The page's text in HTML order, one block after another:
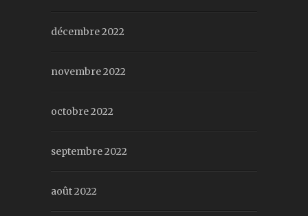
décembre 2022
novembre 2022
octobre 2022
septembre 2022
août 2022